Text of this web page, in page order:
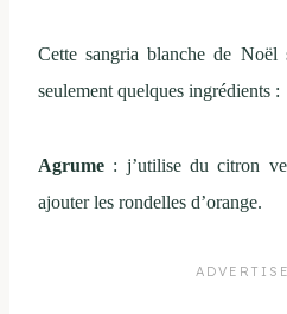
Cette sangria blanche de Noël
seulement quelques ingrédients :
Agrume : j’utilise du citron
ajouter les rondelles d’orange.